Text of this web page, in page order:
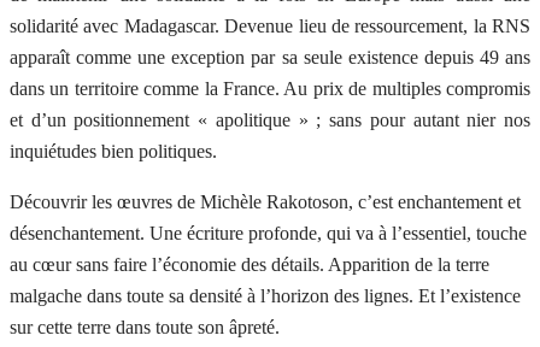
solidarité avec Madagascar. Devenue lieu de ressourcement, la RNS
apparaît comme une exception par sa seule existence depuis 49 ans
dans un territoire comme la France. Au prix de multiples compromis
et d’un positionnement « apolitique » ; sans pour autant nier nos
inquiétudes bien politiques.
Découvrir les œuvres de Michèle Rakotoson, c’est enchantement et
désenchantement. Une écriture profonde, qui va à l’essentiel, touche
au cœur sans faire l’économie des détails. Apparition de la terre
malgache dans toute sa densité à l’horizon des lignes. Et l’existence
sur cette terre dans toute son âpreté.